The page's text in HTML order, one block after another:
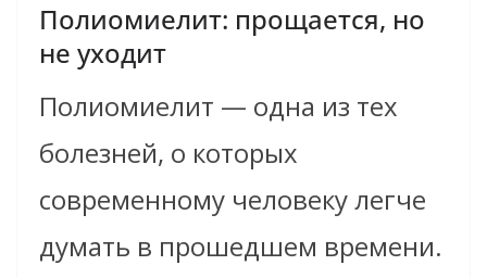
Полиомиелит: прощается, но
не уходит
Полиомиелит — одна из тех
болезней, о которых
современному человеку легче
думать в прошедшем времени.